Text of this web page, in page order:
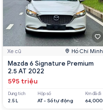
Xe cũ Hồ Chí Minh
Mazda 6 Signature Premium
2.5 AT 2022
595 triệu
Dung tích
2.5 L
Hộp số
AT - Số tự động
Km đã đi
64,000